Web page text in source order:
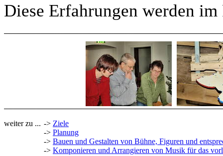
Diese Erfahrungen werden
weiter zu ... -> Ziele
-> Planung
-> Bauen und Gestalten von Bühne, Figuren und
-> Komponieren und Arrangieren von Musik für das